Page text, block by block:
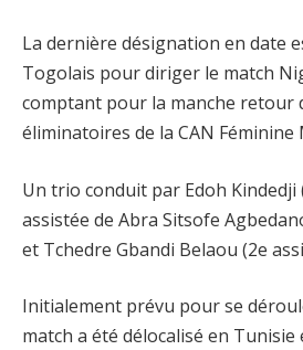
La dernière désignation en date
Togolais pour diriger le match
comptant pour la manche retour
éliminatoires de la CAN Féminine
Un trio conduit par Edoh
assistée de Abra Sitsofe
et Tchedre Gbandi Belaou (2e
Initialement prévu pour se
match a été délocalisé en Tunisie